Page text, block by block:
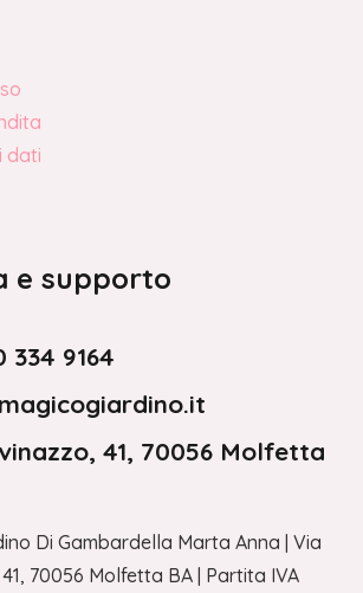
dati
e supporto
334 9164
41, 70056 Molfetta
Di Gambardella Marta Anna | Via
70056 Molfetta BA | Partita IVA